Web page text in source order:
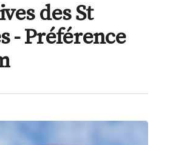
des St
- Préférence